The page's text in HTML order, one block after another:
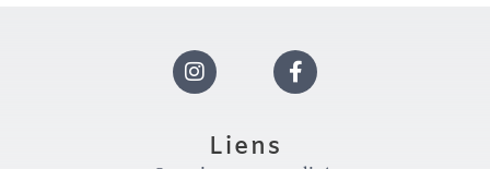
I
n
F
Liens